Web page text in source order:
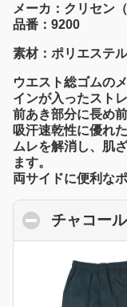
メーカ：クリセン（
品番：9200
素材：ポリエステ
ウエスト総ゴムの
インが入ったスト
前あき部分に長め
吸汗速乾性に優れ
ムレを解消し、肌
ます。
両サイドに便利な
チャコー